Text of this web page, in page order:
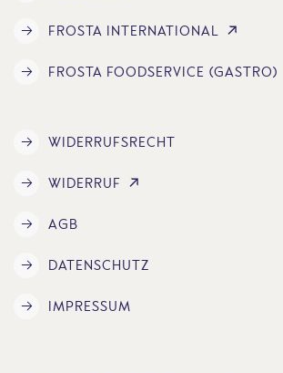
FROSTA INTERNATIONAL
FROSTA FOODSERVICE (GASTRO)
WIDERRUFSRECHT
WIDERRUF
AGB
DATENSCHUTZ
IMPRESSUM